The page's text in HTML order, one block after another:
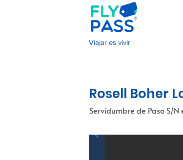
Viajar es vivir
Rosell Boher
Servidumbre de Paso S/